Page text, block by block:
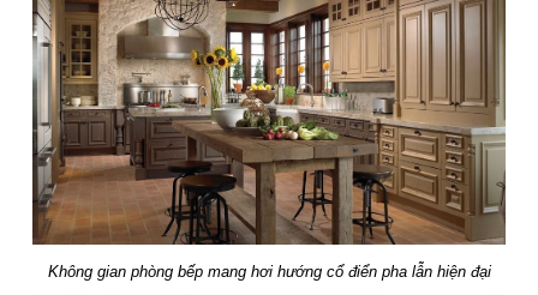
Không gian phòng bếp mang hơi hướng cổ điển pha lẫn hiện đại